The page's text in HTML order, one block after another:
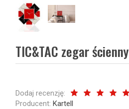
TIC&TAC zegar ścienny
Dodaj recenzję:
Producent: Kartell